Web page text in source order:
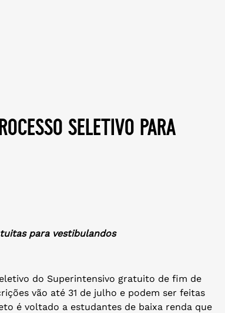
seletivo para
para vestibulandos
do Superintensivo gratuito de fim de
vão até 31 de julho e podem ser feitas
é voltado a estudantes de baixa renda que